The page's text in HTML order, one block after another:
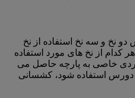
نخ و سه نخ استفاده از نخ
از نخ های مورد استفاده
خاصی به پارچه حاصل می
دورس استفاده شود، کشسانی